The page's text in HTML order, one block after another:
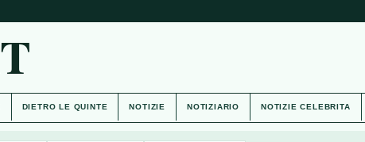
DIETRO LE QUINTE NOTIZIE NOTIZIARIO NOTIZIE CELEBRITA